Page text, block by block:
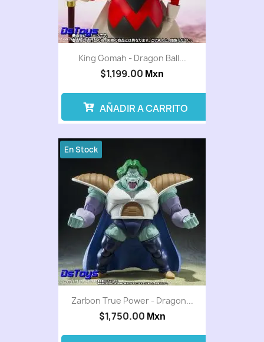
King Gomah - Dragon Ball...
$1,199.00 Mxn
AÑADIR A CARRITO
Zarbon True Power - Dragon...
$1,750.00 Mxn
En Stock